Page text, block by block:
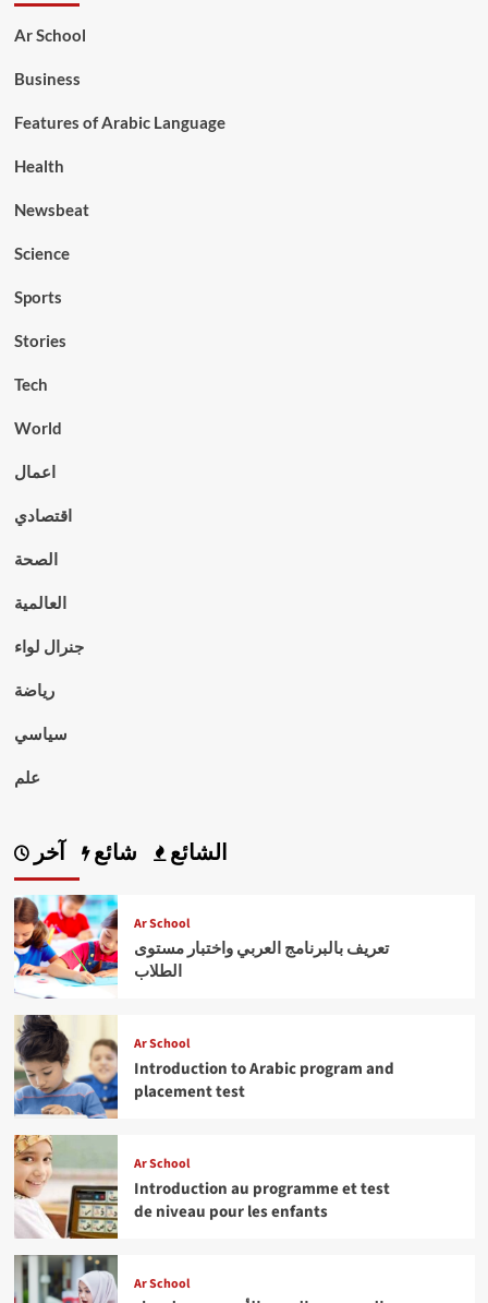
Ar School
Business
Features of Arabic Language
Health
Newsbeat
Science
Sports
Stories
Tech
World
اعمال
اقتصادي
الصحة
العالمية
جنرال لواء
رياضة
سياسي
علم
آخر شائع الشائع
Ar School
تعريف بالبرنامج العربي واختبار مستوى
الطلاب
Ar School
Introduction to Arabic program and
placement test
Ar School
Introduction au programme et test
de niveau pour les enfants
Ar School